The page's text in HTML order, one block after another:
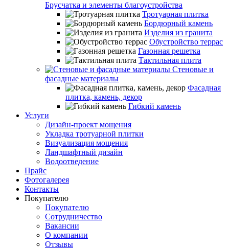
Брусчатка и элементы благоустройства
Тротуарная плитка
Бордюрный камень
Изделия из гранита
Обустройство террас
Газонная решетка
Тактильная плита
Стеновые и
фасадные материалы
Фасадная
плитка, камень, декор
Гибкий камень
Услуги
Дизайн-проект мощения
Укладка тротуарной плитки
Визуализация мощения
Ландшафтный дизайн
Водоотведение
Прайс
Фотогалерея
Контакты
Покупателю
Покупателю
Сотрудничество
Вакансии
О компании
Отзывы